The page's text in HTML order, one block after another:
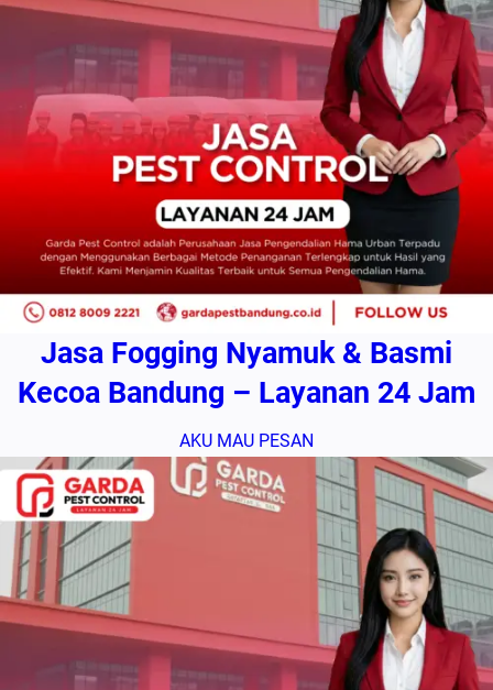
Jasa Fogging Nyamuk & Basmi
Kecoa Bandung – Layanan 24 Jam
AKU MAU PESAN